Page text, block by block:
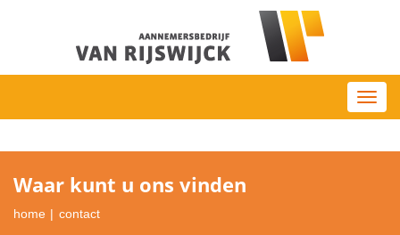
Waar kunt u ons vinden
home contact